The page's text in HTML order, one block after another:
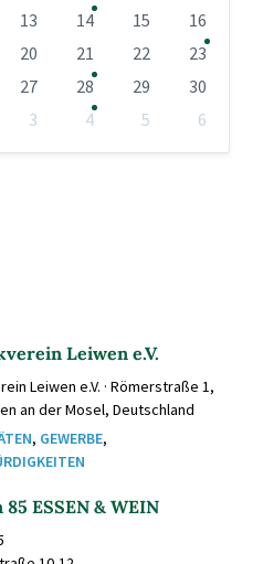
13 14 15
16
20 21 22
23
27 28 29
30
3 4 5
6
Leiwen e.V.
Leiwen e.V. · Römerstraße 1,
an der Mosel, Deutschland
, GEWERBE,
ESSEN & WEIN